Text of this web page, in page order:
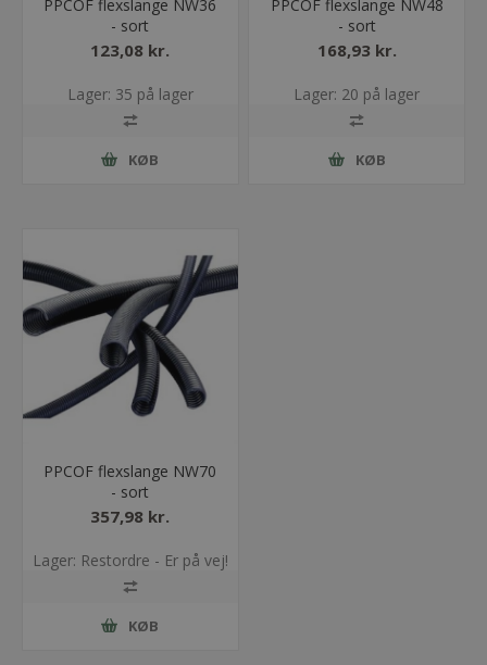
PPCOF flexslange NW36
- sort
123,08 kr.
Lager: 35 på lager
KØB
PPCOF flexslange NW48
- sort
168,93 kr.
Lager: 20 på lager
KØB
PPCOF flexslange NW70
- sort
357,98 kr.
Lager: Restordre - Er på vej!
KØB